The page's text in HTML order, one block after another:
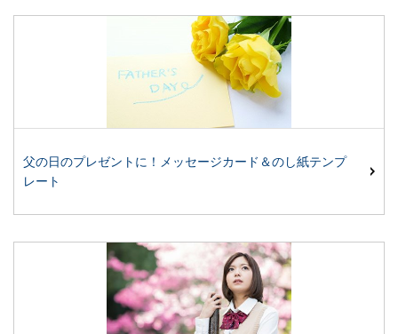
父の日のプレゼントに！メッセージカード＆のし紙テンプ
レート